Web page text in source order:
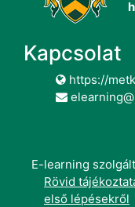
Kapcsolat
https://
E-learning
Rövid
első lépésekről